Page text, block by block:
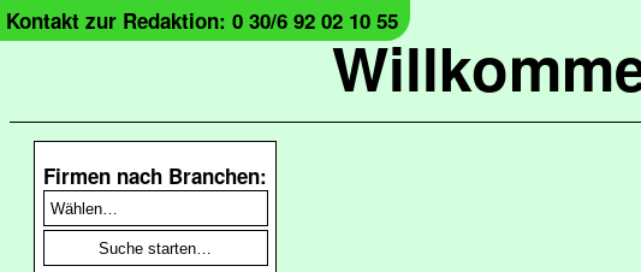
Kontakt zur Redaktion: 0 30/6 92 02 10 55
Firmen nach Branchen: